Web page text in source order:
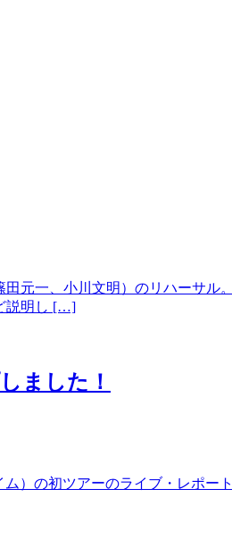
元一、小川文明）のリハーサ
説明し […]
ました！
）の初ツアーのライブ・レポ